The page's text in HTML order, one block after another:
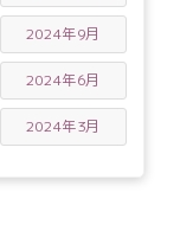
2024年9月
2024年6月
2024年3月